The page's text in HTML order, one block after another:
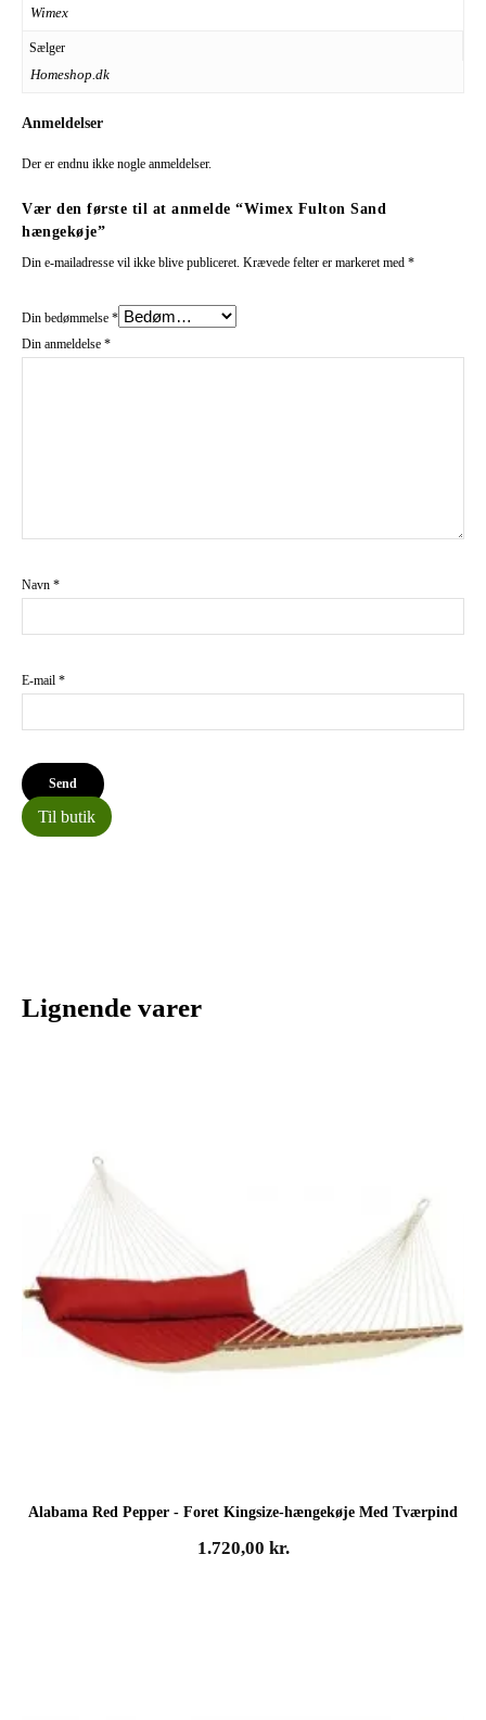
Wimex
Sælger
Homeshop.dk
Anmeldelser
Der er endnu ikke nogle anmeldelser.
Vær den første til at anmelde “Wimex Fulton Sand
hængekøje”
Din e-mailadresse vil ikke blive publiceret. Krævede felter er markeret med *
Din bedømmelse *
Din anmeldelse *
Navn *
E-mail *
Til butik
Lignende varer
Alabama Red Pepper - Foret Kingsize-hængekøje Med Tværpind
1.720,00 kr.